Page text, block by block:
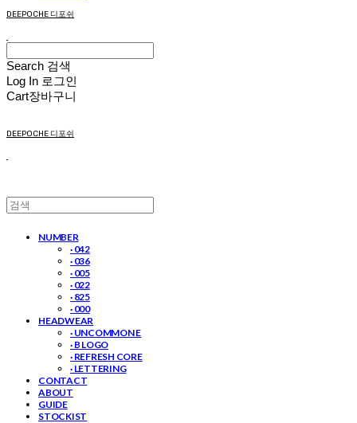
DEEPOCHE 디포쉬
Search 검색
Log In 로그인
Cart장바구니
DEEPOCHE 디포쉬
NUMBER
· 042
· 036
· 005
· 022
· 825
· 000
HEADWEAR
· UNCOMMON E
· B LOGO
· REFRESH CORE
· LETTERING
CONTACT
ABOUT
GUIDE
STOCKIST